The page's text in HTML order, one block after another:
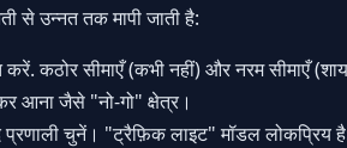
से उन्नत तक मापी जाती है:
करें. कठोर सीमाएँ (कभी नहीं) और नरम सीमाएँ
आना जैसे "नो-गो" क्षेत्र।
प्रणाली चुनें। "ट्रैफ़िक लाइट" मॉडल लोकप्रिय